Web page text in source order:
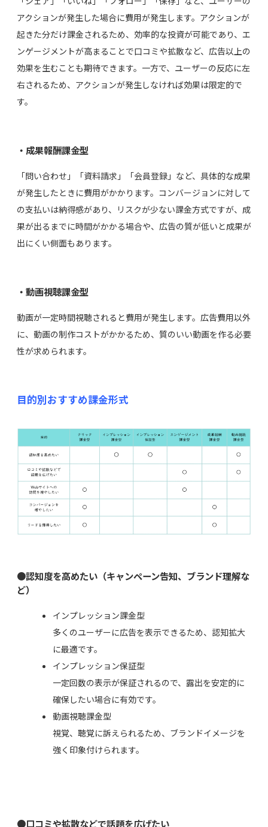
アクションが発生した場合に費用が発生します。アクションが
起きた分だけ課金されるため、効率的な投資が可能であり、エ
ンゲージメントが高まることで口コミや拡散など、広告以上の
効果を生むことも期待できます。一方で、ユーザーの反応に左
右されるため、アクションが発生しなければ効果は限定的で
す。
・成果報酬課金型
「問い合わせ」「資料請求」「会員登録」など、具体的な成果
が発生したときに費用がかかります。コンバージョンに対して
の支払いは納得感があり、リスクが少ない課金方式ですが、成
果が出るまでに時間がかかる場合や、広告の質が低いと成果が
出にくい側面もあります。
・動画視聴課金型
動画が一定時間視聴されると費用が発生します。広告費用以外
に、動画の制作コストがかかるため、質のいい動画を作る必要
性が求められます。
目的別おすすめ課金形式
●認知度を高めたい（キャンペーン告知、ブランド理解な
ど）
インプレッション課金型
多くのユーザーに広告を表示できるため、認知拡大
に最適です。
インプレッション保証型
一定回数の表示が保証されるので、露出を安定的に
確保したい場合に有効です。
動画視聴課金型
視覚、聴覚に訴えられるため、ブランドイメージを
強く印象付けられます。
●口コミや拡散などで話題を広げたい